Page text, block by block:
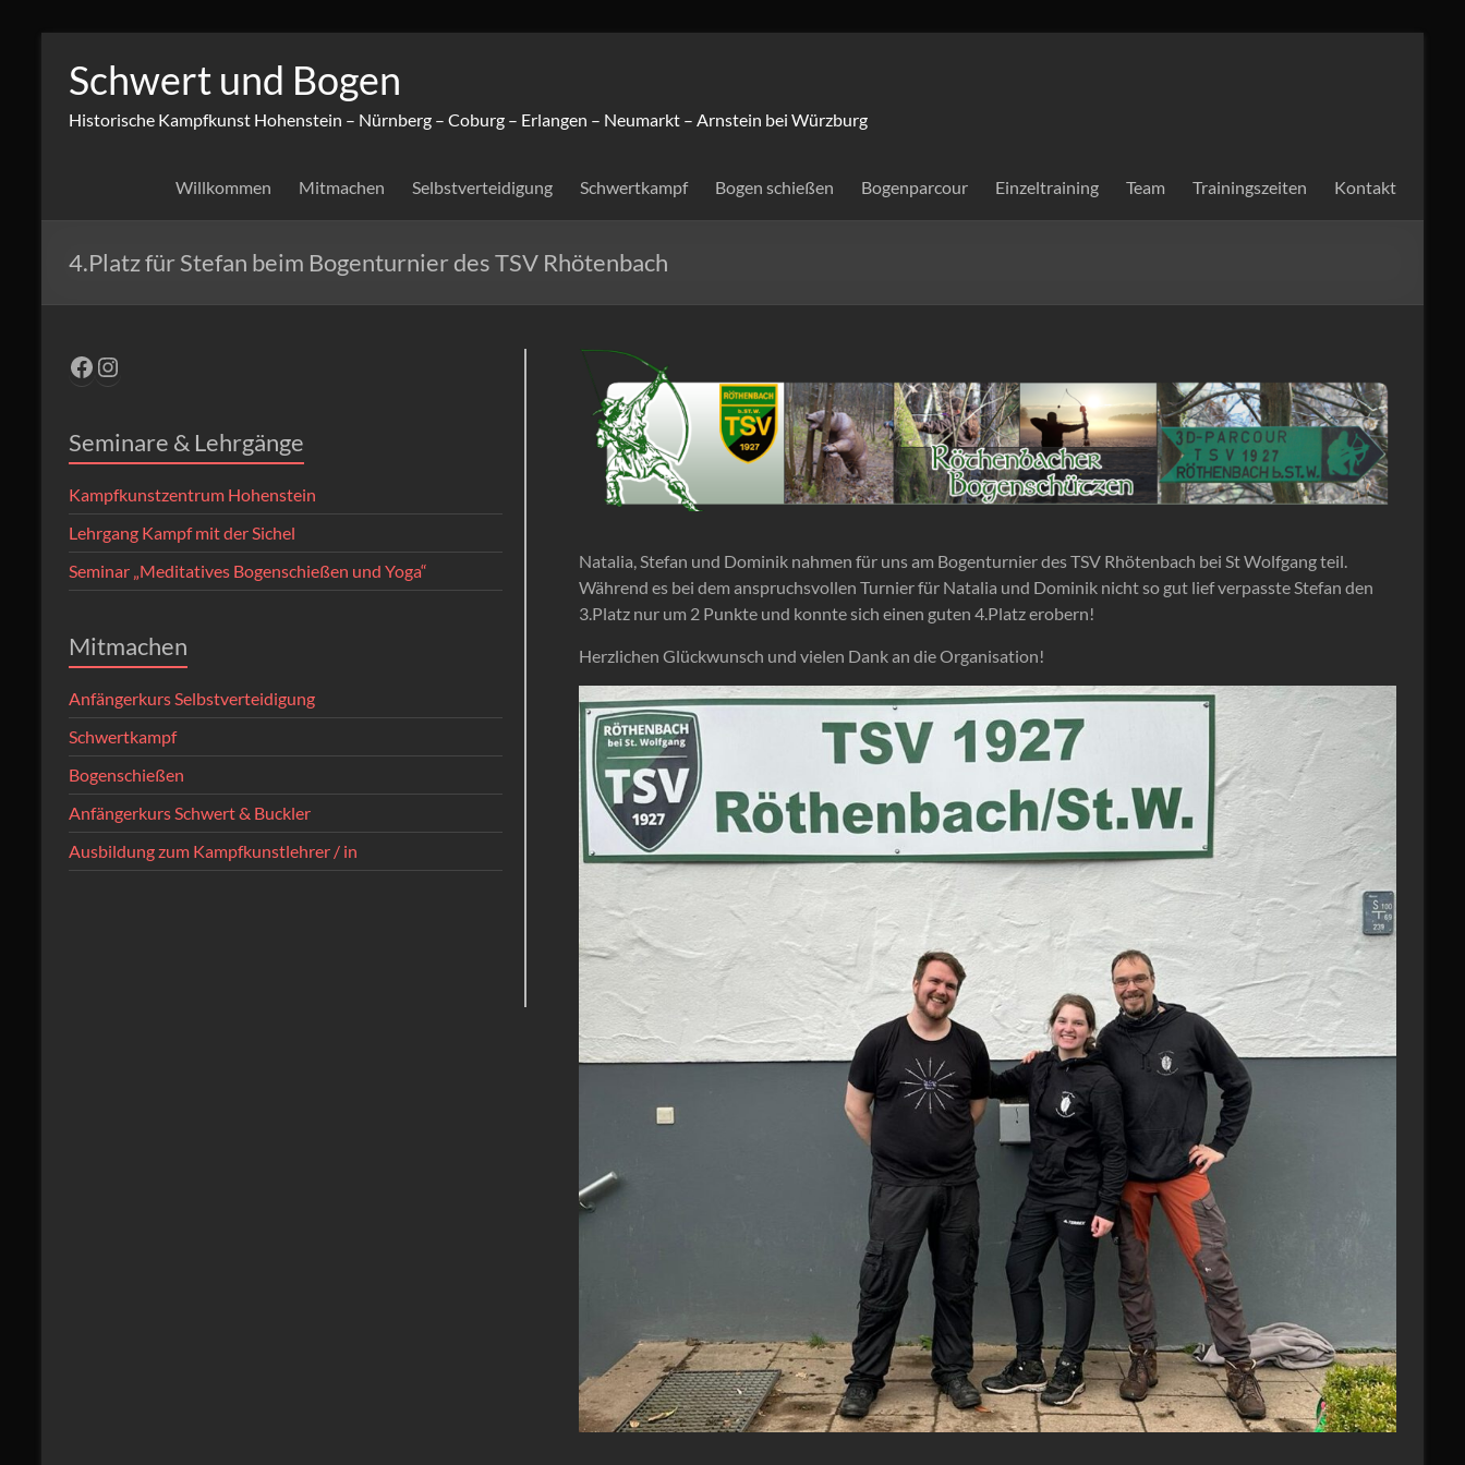
Inhalt
springen
Schwert und Bogen
Historische Kampfkunst Hohenstein – Nürnberg – Coburg – Erlangen – Neumarkt – Arnstein bei Würzburg
Willkommen Mitmachen Selbstverteidigung Schwertkampf Bogen schießen Bogenparcour Einzeltraining Team Trainingszeiten Kontakt
4.Platz für Stefan beim Bogenturnier des TSV Rhötenbach
Natalia, Stefan und Dominik nahmen für uns am Bogenturnier des TSV Rhötenbach bei St Wolfgang teil.
Während es bei dem anspruchsvollen Turnier für Natalia und Dominik nicht so gut lief verpasste Stefan den
3.Platz nur um 2 Punkte und konnte sich einen guten 4.Platz erobern!
Herzlichen Glückwunsch und vielen Dank an die Organisation!
Facebook
Instagram
Seminare & Lehrgänge
Kampfkunstzentrum Hohenstein
Lehrgang Kampf mit der Sichel
Seminar „Meditatives Bogenschießen und Yoga“
Mitmachen
Anfängerkurs Selbstverteidigung
Schwertkampf
Bogenschießen
Anfängerkurs Schwert & Buckler
Ausbildung zum Kampfkunstlehrer / in